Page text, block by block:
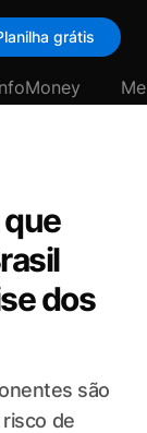
grátis
dos
são
de